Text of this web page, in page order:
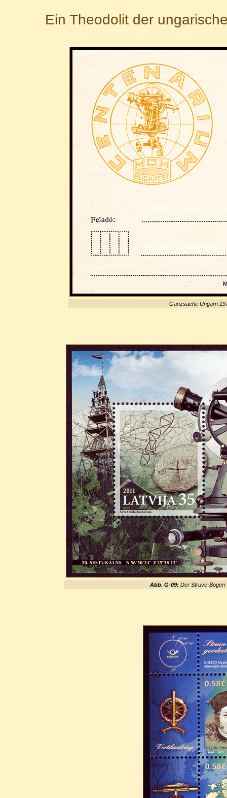
Ein Theodolit der
Ganzsache Ungarn
Abb. G-09: Der Struve-Bogen